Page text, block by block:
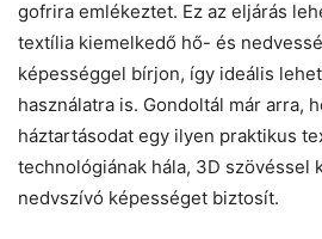
gofrira emlékeztet. Ez az eljárás
textília kiemelkedő hő- és
képességgel bírjon, így ideális
használatra is. Gondoltál már arra,
háztartásodat egy ilyen praktikus
technológiának hála, 3D szövéssel
nedvszívó képességet biztosít.